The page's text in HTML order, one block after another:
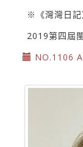
※《灣灣日記
2019第四屆
NO.1106